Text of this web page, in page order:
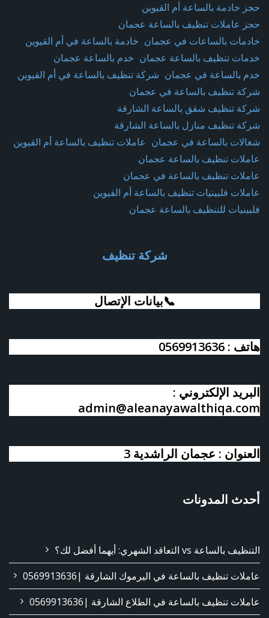
حجز خادمة بالساعة أم القيوين
حجز عاملات تنظيف بالساعة عجمان
خادمات بالساعات في عجمان خادمة بالساعة في أم القيوين
خدمات تنظيف بالساعة عجمان خدم بالساعة عجمان
خدم بالساعة في عجمان شركة تنظيف بالساعة في أم القيوين
شركة تنظيف بالساعة في عجمان
شركة تنظيف شقق بالساعة الشارقة
شركة تنظيف منازل بالساعة الشارقة
شغالات بالساعة في عجمان عاملات تنظيف بالساعة أم القيوين
عاملات تنظيف بالساعة عجمان
عاملات تنظيف بالساعة في عجمان
عاملات فلبينيات تنظيف بالساعة أم القيوين
فلبينيات للتنظيف بالساعة عجمان
شركة تنظيف
📞بيانات الإتصال
هاتف : 0569913636
البريد الإلكتروني :
admin@aleanayawalthiqa.com
العنوان : عجمان الراشدية 3
أحدث المدونات
التنظيف بالساعة vs التعاقد الشهري: أيهما أفضل لك؟
عاملات تنظيف بالساعة في اليرموك الشارقة |0569913636
عاملات تنظيف بالساعة في الطلاع الشارقة |0569913636